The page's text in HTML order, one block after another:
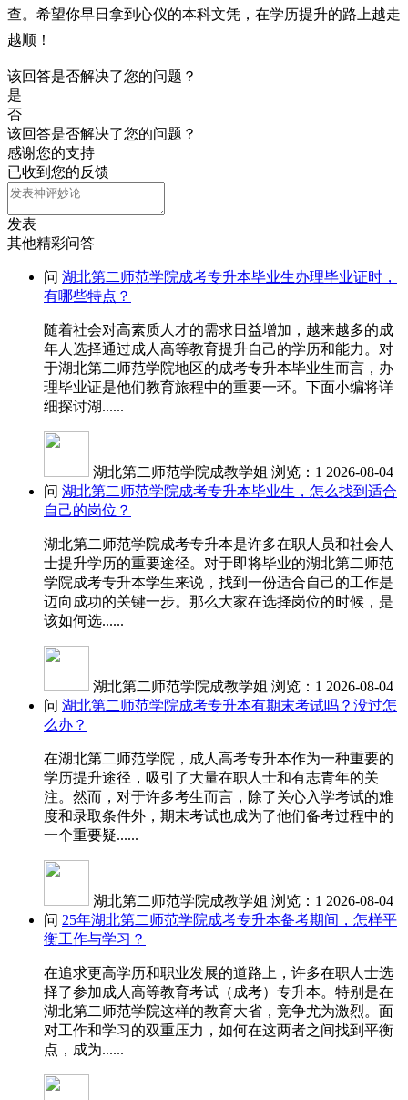
查。希望你早日拿到心仪的本科文凭，在学历提升的路上越走
越顺！
该回答是否解决了您的问题？
是
否
该回答是否解决了您的问题？
感谢您的支持
已收到您的反馈
发表
其他精彩问答
问 湖北第二师范学院成考专升本毕业生办理毕业证时，
有哪些特点？
随着社会对高素质人才的需求日益增加，越来越多的成
年人选择通过成人高等教育提升自己的学历和能力。对
于湖北第二师范学院地区的成考专升本毕业生而言，办
理毕业证是他们教育旅程中的重要一环。下面小编将详
细探讨湖......
湖北第二师范学院成教学姐 浏览：1 2026-08-04
问 湖北第二师范学院成考专升本毕业生，怎么找到适合
自己的岗位？
湖北第二师范学院成考专升本是许多在职人员和社会人
士提升学历的重要途径。对于即将毕业的湖北第二师范
学院成考专升本学生来说，找到一份适合自己的工作是
迈向成功的关键一步。那么大家在选择岗位的时候，是
该如何选......
湖北第二师范学院成教学姐 浏览：1 2026-08-04
问 湖北第二师范学院成考专升本有期末考试吗？没过怎
么办？
在湖北第二师范学院，成人高考专升本作为一种重要的
学历提升途径，吸引了大量在职人士和有志青年的关
注。然而，对于许多考生而言，除了关心入学考试的难
度和录取条件外，期末考试也成为了他们备考过程中的
一个重要疑......
湖北第二师范学院成教学姐 浏览：1 2026-08-04
问 25年湖北第二师范学院成考专升本备考期间，怎样平
衡工作与学习？
在追求更高学历和职业发展的道路上，许多在职人士选
择了参加成人高等教育考试（成考）专升本。特别是在
湖北第二师范学院这样的教育大省，竞争尤为激烈。面
对工作和学习的双重压力，如何在这两者之间找到平衡
点，成为......